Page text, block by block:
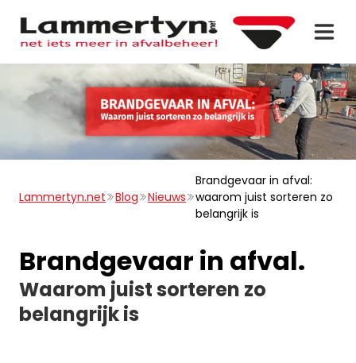
Lammertyn.net Blog Nieuws
Brandgevaar in afval:
waarom juist sorteren zo
belangrijk is
Brandgevaar in afval.
Waarom juist sorteren zo
belangrijk is